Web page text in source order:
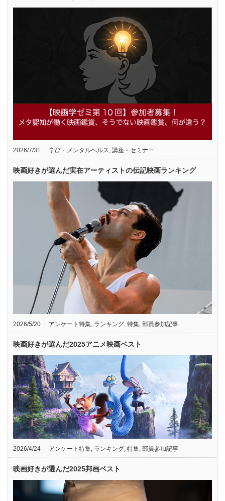
2026/7/31 学び・メンタルヘルス, 講座・セミナー
映画好きが選んだ実在アーティストの伝記映画ランキング
2026/5/20 アンケート特集, ランキング, 特集, 部員参加記事
映画好きが選んだ2025アニメ映画ベスト
2026/4/24 アンケート特集 ランキング 特集 部員参加記事
映画好きが選んだ2025邦画ベスト